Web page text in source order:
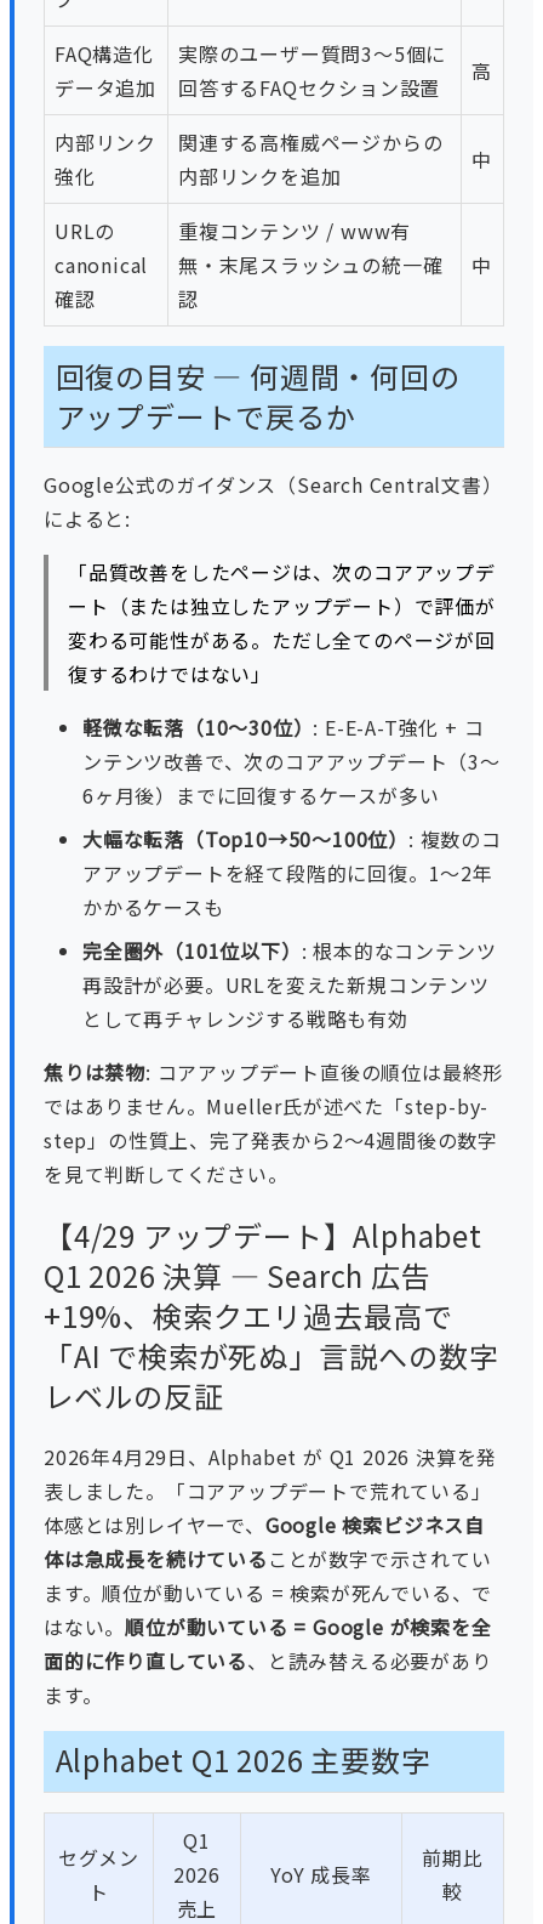
FAQ構造化
データ追加
実際のユーザー質問3〜5個に
回答するFAQセクション設置
高
内部リンク
強化
関連する高権威ページからの
内部リンクを追加
中
URLの
canonical
確認
重複コンテンツ / www有
無・末尾スラッシュの統一確
認
中
回復の目安 — 何週間・何回の
アップデートで戻るか
Google公式のガイダンス（Search Central文書）
によると:
「品質改善をしたページは、次のコアアップデ
ート（または独立したアップデート）で評価が
変わる可能性がある。ただし全てのページが回
復するわけではない」
軽微な転落（10〜30位） : E-E-A-T強化 + コ
ンテンツ改善で、次のコアアップデート（3〜
6ヶ月後）までに回復するケースが多い
大幅な転落（Top10→50〜100位） : 複数のコ
アアップデートを経て段階的に回復。1〜2年
かかるケースも
完全圏外（101位以下） : 根本的なコンテンツ
再設計が必要。URLを変えた新規コンテンツ
として再チャレンジする戦略も有効
焦りは禁物: コアアップデート直後の順位は最終形
ではありません。Mueller氏が述べた「step-by-
step」の性質上、完了発表から2〜4週間後の数字
を見て判断してください。
【4/29 アップデート】Alphabet
Q1 2026 決算 — Search 広告
+19%、検索クエリ過去最高で
「AI で検索が死ぬ」言説への数字
レベルの反証
2026年4月29日、Alphabet が Q1 2026 決算を発
表しました。「コアアップデートで荒れている」
体感とは別レイヤーで、 Google 検索ビジネス自
体は急成長を続けている ことが数字で示されてい
ます。順位が動いている = 検索が死んでいる、で
はない。順位が動いている = Google が検索を全
面的に作り直している、と読み替える必要があり
ます。
Alphabet Q1 2026 主要数字
セグメン
ト
Q1
2026
売上
YoY 成長率
前期比
較